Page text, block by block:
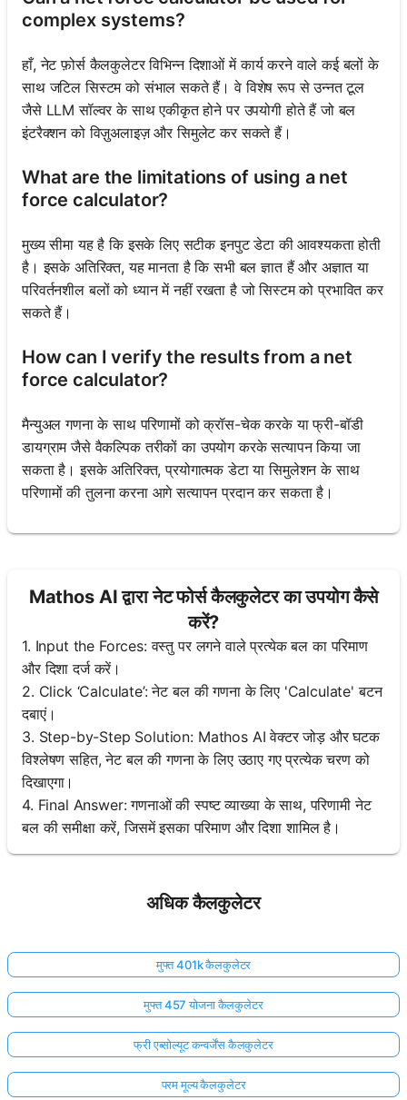
complex systems?
हाँ, नेट फ़ोर्स कैलकुलेटर विभिन्न दिशाओं में कार्य करने वाले कई बलों के
साथ जटिल सिस्टम को संभाल सकते हैं। वे विशेष रूप से उन्नत टूल
जैसे LLM सॉल्वर के साथ एकीकृत होने पर उपयोगी होते हैं जो बल
इंटरैक्शन को विज़ुअलाइज़ और सिमुलेट कर सकते हैं।
What are the limitations of using a net
force calculator?
मुख्य सीमा यह है कि इसके लिए सटीक इनपुट डेटा की आवश्यकता होती
है। इसके अतिरिक्त, यह मानता है कि सभी बल ज्ञात हैं और अज्ञात या
परिवर्तनशील बलों को ध्यान में नहीं रखता है जो सिस्टम को प्रभावित कर
सकते हैं।
How can I verify the results from a net
force calculator?
मैन्युअल गणना के साथ परिणामों को क्रॉस-चेक करके या फ्री-बॉडी
डायग्राम जैसे वैकल्पिक तरीकों का उपयोग करके सत्यापन किया जा
सकता है। इसके अतिरिक्त, प्रयोगात्मक डेटा या सिमुलेशन के साथ
परिणामों की तुलना करना आगे सत्यापन प्रदान कर सकता है।
Mathos AI द्वारा नेट फोर्स कैलकुलेटर का उपयोग कैसे
करें?
1. Input the Forces: वस्तु पर लगने वाले प्रत्येक बल का परिमाण
और दिशा दर्ज करें।
2. Click ‘Calculate’: नेट बल की गणना के लिए 'Calculate' बटन
दबाएं।
3. Step-by-Step Solution: Mathos AI वेक्टर जोड़ और घटक
विश्लेषण सहित, नेट बल की गणना के लिए उठाए गए प्रत्येक चरण को
दिखाएगा।
4. Final Answer: गणनाओं की स्पष्ट व्याख्या के साथ, परिणामी नेट
बल की समीक्षा करें, जिसमें इसका परिमाण और दिशा शामिल है।
अधिक कैलकुलेटर
मुफ्त 401k कैलकुलेटर
मुफ्त 457 योजना कैलकुलेटर
फ्री एब्सोल्यूट कन्वर्जेंस कैलकुलेटर
परम मूल्य कैलकुलेटर